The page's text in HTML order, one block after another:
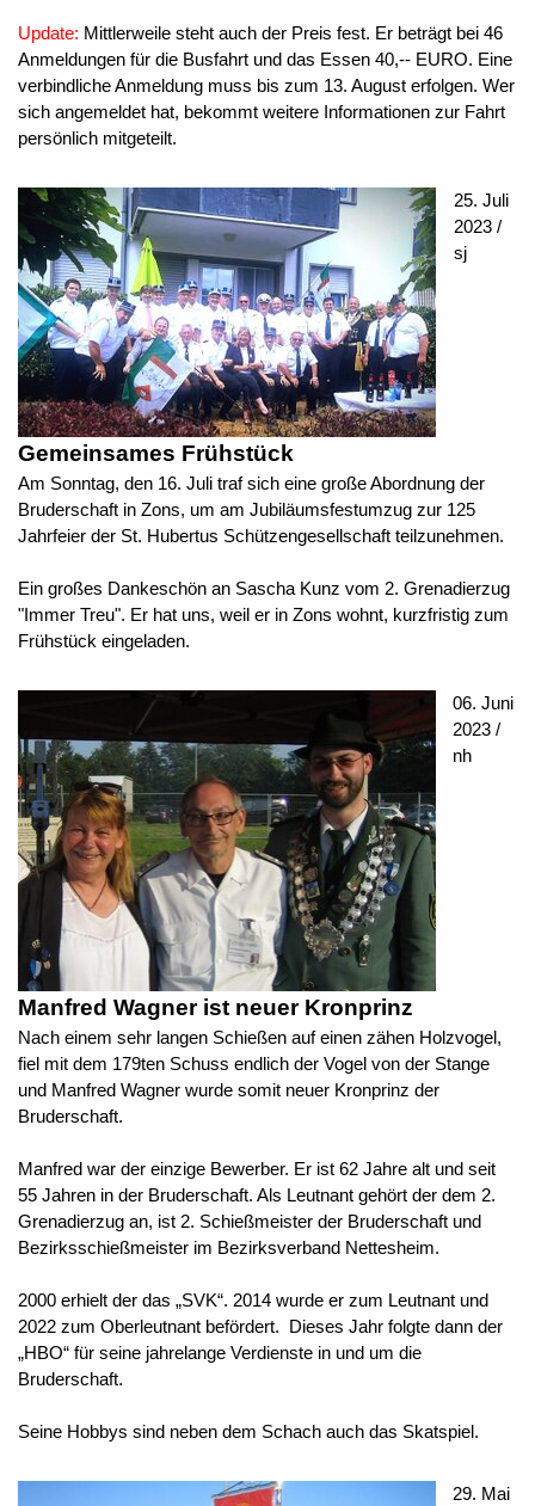
Update: Mittlerweile steht auch der Preis fest. Er beträgt bei 46
Anmeldungen für die Busfahrt und das Essen 40,-- EURO. Eine
verbindliche Anmeldung muss bis zum 13. August erfolgen. Wer
sich angemeldet hat, bekommt weitere Informationen zur Fahrt
persönlich mitgeteilt.
25. Juli
2023 /
sj
Gemeinsames Frühstück
Am Sonntag, den 16. Juli traf sich eine große Abordnung der
Bruderschaft in Zons, um am Jubiläumsfestumzug zur 125
Jahrfeier der St. Hubertus Schützengesellschaft teilzunehmen.
Ein großes Dankeschön an Sascha Kunz vom 2. Grenadierzug
"Immer Treu". Er hat uns, weil er in Zons wohnt, kurzfristig zum
Frühstück eingeladen.
06. Juni
2023 /
nh
Manfred Wagner ist neuer Kronprinz
Nach einem sehr langen Schießen auf einen zähen Holzvogel,
fiel mit dem 179ten Schuss endlich der Vogel von der Stange
und Manfred Wagner wurde somit neuer Kronprinz der
Bruderschaft.
Manfred war der einzige Bewerber. Er ist 62 Jahre alt und seit
55 Jahren in der Bruderschaft. Als Leutnant gehört der dem 2.
Grenadierzug an, ist 2. Schießmeister der Bruderschaft und
Bezirksschießmeister im Bezirksverband Nettesheim.
2000 erhielt der das „SVK“. 2014 wurde er zum Leutnant und
2022 zum Oberleutnant befördert. Dieses Jahr folgte dann der
„HBO“ für seine jahrelange Verdienste in und um die
Bruderschaft.
Seine Hobbys sind neben dem Schach auch das Skatspiel.
29. Mai